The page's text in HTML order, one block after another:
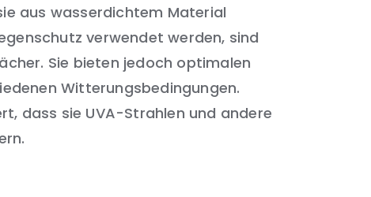
aus wasserdichtem Material
verwendet werden, sind
Sie bieten jedoch optimalen
Witterungsbedingungen.
dass sie UVA-Strahlen und andere